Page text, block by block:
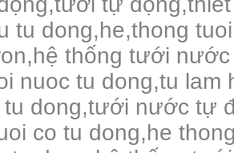
tu dong,he,thong
thống tưới
nuoc tu dong,tu lam
tu dong,tưới nước tự
co tu dong,he